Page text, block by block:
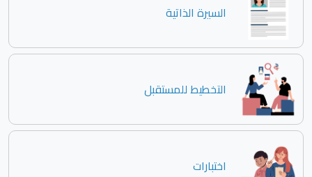
السيرة الذاتية
التخطيط للمستقبل
اختبارات